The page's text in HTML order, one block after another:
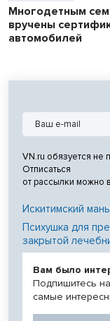
Многодетным
вручены
автомобилей
VN.ru обязуется не
Отписаться
от рассылки можно
Искитимский
Психушка для
закрытой
Вам было
Подпишитесь
самые